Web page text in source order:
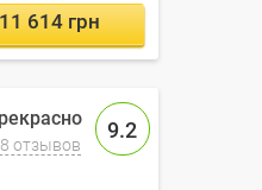
614 грн
9.2
отзывов